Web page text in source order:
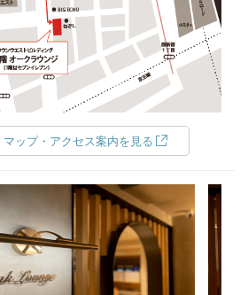
マップ・アクセス案内を見る